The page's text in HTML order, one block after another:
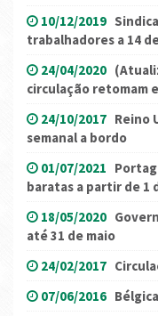
10/12/2019
trabalhadores a 14
24/04/2020
circulação retomam
24/10/2017 Reino
semanal a bordo
01/07/2021
baratas a partir de 1
18/05/2020
até 31 de maio
24/02/2017
07/06/2016